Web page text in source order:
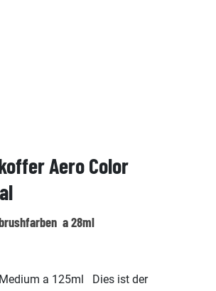
Aero Color
a 28ml
a 125ml Dies ist der